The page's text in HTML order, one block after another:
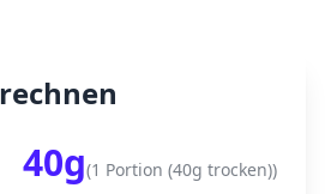
40g(1 Portion (40g trocken))